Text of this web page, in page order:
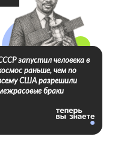
запустил человека в
раньше, чем по
США разрешили
браки